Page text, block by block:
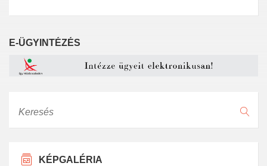
E-ÜGYINTÉZÉS
KÉPGALÉRIA